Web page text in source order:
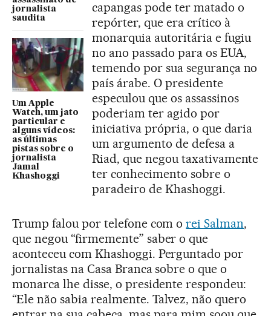
jornalista
saudita
Um Apple
Watch, um jato
particular e
alguns vídeos:
as últimas
pistas sobre o
jornalista
Jamal
Khashoggi
capangas pode ter matado o
repórter, que era crítico à
monarquia autoritária e fugiu
no ano passado para os EUA,
temendo por sua segurança no
país árabe. O presidente
especulou que os assassinos
poderiam ter agido por
iniciativa própria, o que daria
um argumento de defesa a
Riad, que negou taxativamente
ter conhecimento sobre o
paradeiro de Khashoggi.
Trump falou por telefone com orei Salman,
que negou “firmemente” saber o que
aconteceu com Khashoggi. Perguntado por
jornalistas na Casa Branca sobre o que o
monarca lhe disse, o presidente respondeu:
“Ele não sabia realmente. Talvez, não quero